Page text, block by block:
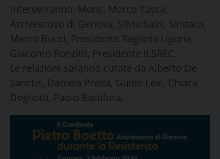
Interverranno: Mons. Marco Tasca,
Arcivescovo di Genova, Silvia Salis, Sindaca,
Marco Bucci, Presidente Regione Liguria,
Giacomo Ronzitti, Presidente ILSREC.
Le relazioni saranno curate da Alberto De
Sanctis, Daniela Preda, Guido Levi, Chiara
Dogliotti, Paolo Battifora.